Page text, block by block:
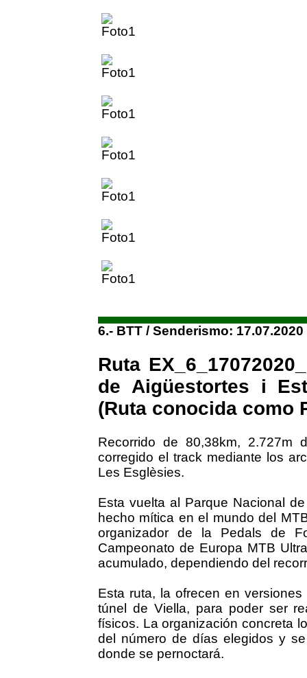
6.- BTT / Senderismo: 17.07.2020
Ruta
de Aigüestortes i
(Ruta conocida como
Recorrido de 80,38km, 2.727m
corregido el track mediante los
Les Esglèsies.
Esta vuelta al Parque Nacional
hecho mítica en el mundo del
organizador de la Pedals de
Campeonato de Europa MTB
acumulado, dependiendo del
Esta ruta, la ofrecen en
túnel de Viella, para poder ser
físicos. La organización concreta
del número de días elegidos y
donde se pernoctará.